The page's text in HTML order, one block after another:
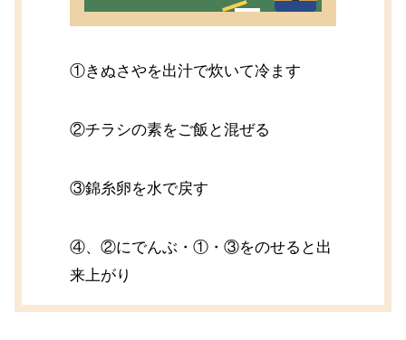
①きぬさやを出汁で炊いて冷ます
②チラシの素をご飯と混ぜる
③錦糸卵を水で戻す
④、②にでんぶ・①・③をのせると出
来上がり